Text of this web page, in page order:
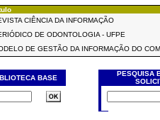
CIÊNCIA DA INFORMAÇÃO
DE ODONTOLOGIA - UFPE
DE GESTÃO DA INFORMAÇÃO DO
BASE
PESQUISA